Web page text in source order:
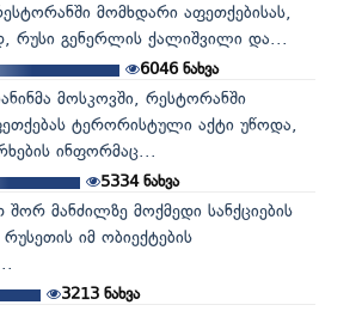
მომხდარი აფეთქებისას,
რუსი გენერლის ქალიშვილი და...
6046ნახვა
მოსკოვში, რესტორანში
ტერორისტული აქტი უწოდა,
ინფორმაც...
5334ნახვა
მანძილზე მოქმედი სანქციების
რუსეთის იმ ობიექტების
3213ნახვა